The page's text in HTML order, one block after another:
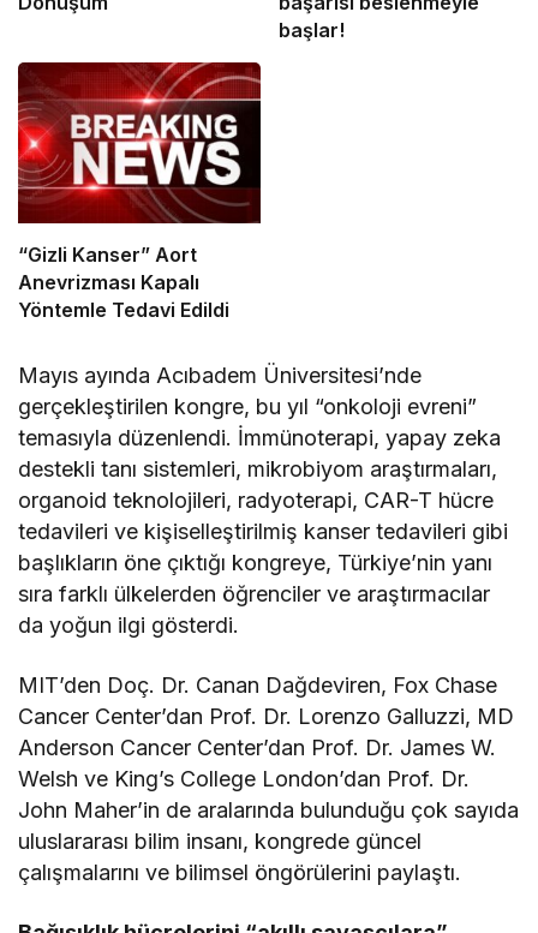
başlar!
“Gizli Kanser” Aort
Anevrizması Kapalı
Yöntemle Tedavi Edildi
Mayıs ayında Acıbadem Üniversitesi’nde
gerçekleştirilen kongre, bu yıl “onkoloji evreni”
temasıyla düzenlendi. İmmünoterapi, yapay zeka
destekli tanı sistemleri, mikrobiyom araştırmaları,
organoid teknolojileri, radyoterapi, CAR-T hücre
tedavileri ve kişiselleştirilmiş kanser tedavileri gibi
başlıkların öne çıktığı kongreye, Türkiye’nin yanı
sıra farklı ülkelerden öğrenciler ve araştırmacılar
da yoğun ilgi gösterdi.
MIT’den Doç. Dr. Canan Dağdeviren, Fox Chase
Cancer Center’dan Prof. Dr. Lorenzo Galluzzi, MD
Anderson Cancer Center’dan Prof. Dr. James W.
Welsh ve King’s College London’dan Prof. Dr.
John Maher’in de aralarında bulunduğu çok sayıda
uluslararası bilim insanı, kongrede güncel
çalışmalarını ve bilimsel öngörülerini paylaştı.